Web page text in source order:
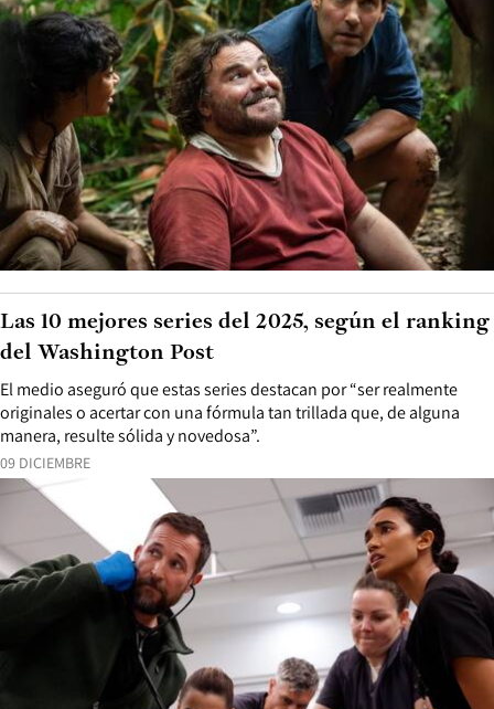
09 DICIEMBRE
El medio aseguró que estas series destacan por “ser realmente
originales o acertar con una fórmula tan trillada que, de alguna
manera, resulte sólida y novedosa”.
Las 10 mejores series del 2025, según el ranking
del Washington Post